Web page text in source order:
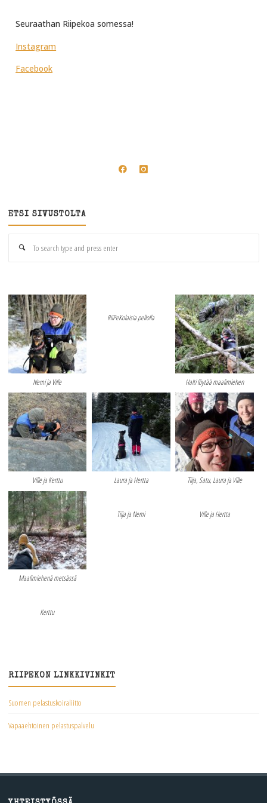
Seuraathan Riipekoa somessa!
Instagram
Facebook
ETSI SIVUSTOLTA
Nemi ja Ville
RiiPeKolaisia pellolla
Halti löytää maalimiehen
Ville ja Kerttu Laura ja Hertta Tiija, Satu, Laura ja Ville
Maalimiehenä metsässä
Tiija ja Nemi Ville ja Hertta
Kerttu
RIIPEKON LINKKIVINKIT
Suomen pelastuskoiraliitto
Vapaaehtoinen pelastuspalvelu